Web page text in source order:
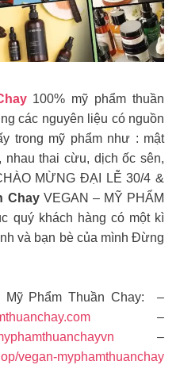
100% mỹ phẩm thuần
các nguyên liệu có nguồn
trong mỹ phẩm như : mật
thai cừu, dịch ốc sên,
MỪNG ĐẠI LỄ 30/4 &
ChayVEGAN – MỸ PHẨM
quý khách hàng có một kì
và bạn bè của mình Đừng
Mỹ Phẩm Thuần Chay: –
–
–
vegan-myphamthuanchay